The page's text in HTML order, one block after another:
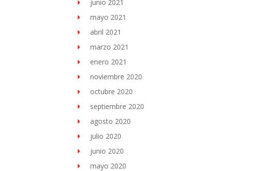
junio 2021
mayo 2021
abril 2021
marzo 2021
enero 2021
noviembre 2020
octubre 2020
septiembre 2020
agosto 2020
julio 2020
junio 2020
mayo 2020